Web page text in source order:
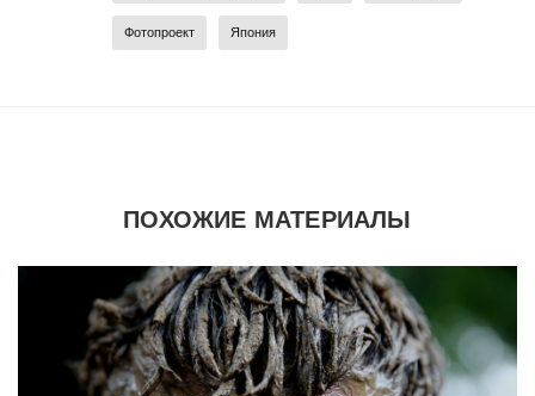
Фотопроект Япония
ПОХОЖИЕ МАТЕРИАЛЫ